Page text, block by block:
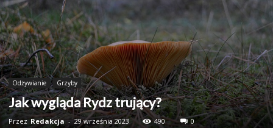
Odżywianie Grzyby
Jak wygląda Rydz trujący?
Przez Redakcja - 29 września 2023 490 0